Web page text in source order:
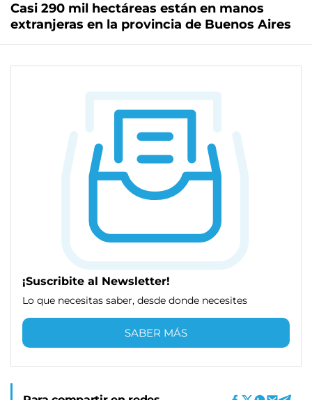
Casi 290 mil hectáreas están en manos
extranjeras en la provincia de Buenos Aires
¡Suscribite al Newsletter!
Lo que necesitas saber, desde donde necesites
SABER MÁS